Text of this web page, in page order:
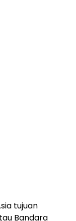
tujuan
Bandara